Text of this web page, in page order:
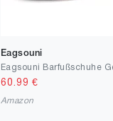
Eagsouni
60.99 €
Amazon